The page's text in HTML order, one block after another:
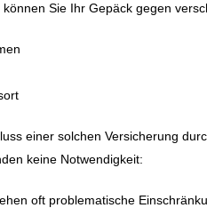
Sie Ihr Gepäck gegen
einer solchen Versicherung
keine Notwendigkeit:
oft problematische